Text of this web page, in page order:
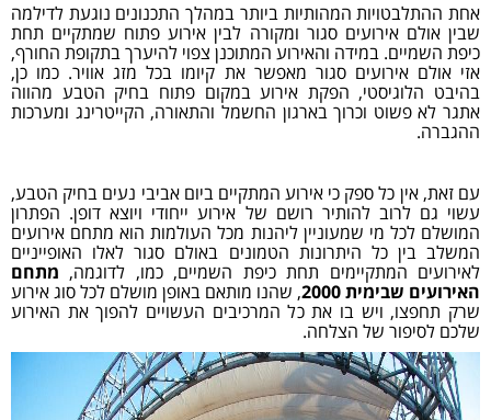
אחת ההתלבטויות המהותיות ביותר במהלך התכנונים נוגעת לדילמה
שבין אולם אירועים סגור ומקורה לבין אירוע פתוח שמתקיים תחת
כיפת השמיים. במידה והאירוע המתוכנן צפוי להיערך בתקופת החורף,
אזי אולם אירועים סגור מאפשר את קיומו בכל מזג אוויר. כמו כן,
בהיבט הלוגיסטי, הפקת אירוע במקום פתוח בחיק הטבע מהווה
אתגר לא פשוט וכרוך בארגון החשמל והתאורה, הקייטרינג ומערכות
ההגברה.
עם זאת, אין כל ספק כי אירוע המתקיים ביום אביבי נעים בחיק הטבע,
עשוי גם לרוב להותיר רושם של אירוע ייחודי ויוצא דופן. הפתרון
המושלם לכל מי שמעוניין ליהנות מכל העולמות הוא מתחם אירועים
המשלב בין כל היתרונות הטמונים באולם סגור לאלו האופייניים
לאירועים המתקיימים תחת כיפת השמיים, כמו, לדוגמה, מתחם
האירועים שבימית 2000
, שהנו מותאם באופן מושלם לכל סוג אירוע
שרק תחפצו, ויש בו את כל המרכיבים העשויים להפוך את האירוע
שלכם לסיפור של הצלחה.